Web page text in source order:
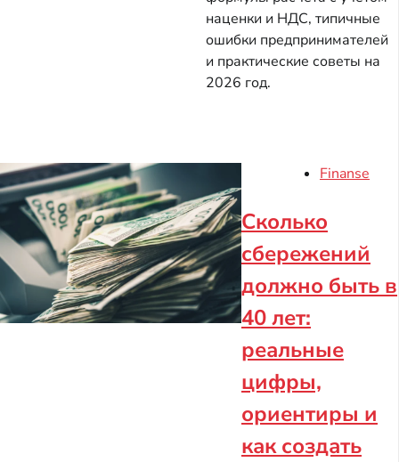
наценки и НДС, типичные
ошибки предпринимателей
и практические советы на
2026 год.
Finanse
Сколько
сбережений
должно быть в
40 лет:
реальные
цифры,
ориентиры и
как создать